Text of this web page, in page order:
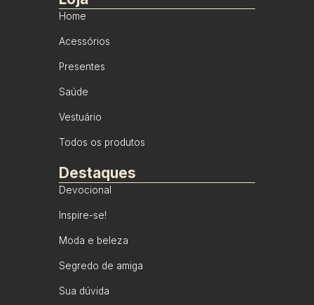
Home
Acessórios
Presentes
Saúde
Vestuário
Todos os produtos
Destaques
Devocional
Inspire-se!
Moda e beleza
Segredo de amiga
Sua dúvida